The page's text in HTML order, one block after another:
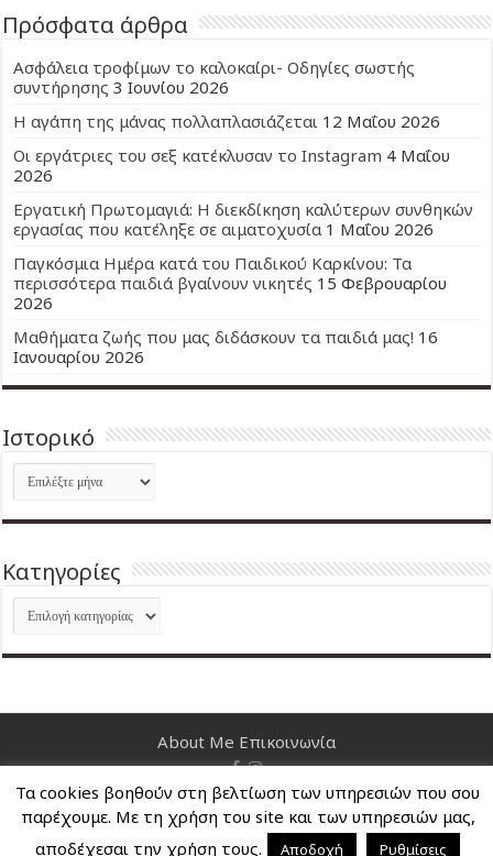
Πρόσφατα άρθρα
Ασφάλεια τροφίμων το καλοκαίρι- Οδηγίες σωστής
συντήρησης 3 Ιουνίου 2026
Η αγάπη της μάνας πολλαπλασιάζεται 12 Μαΐου 2026
Οι εργάτριες του σεξ κατέκλυσαν το Instagram 4 Μαΐου
2026
Εργατική Πρωτομαγιά: Η διεκδίκηση καλύτερων συνθηκών
εργασίας που κατέληξε σε αιματοχυσία 1 Μαΐου 2026
Παγκόσμια Ημέρα κατά του Παιδικού Καρκίνου: Τα
περισσότερα παιδιά βγαίνουν νικητές 15 Φεβρουαρίου
2026
Μαθήματα ζωής που μας διδάσκουν τα παιδιά μας! 16
Ιανουαρίου 2026
Ιστορικό
Ιστορικό
Kατηγορίες
Kατηγορίες
About Me Επικοινωνία
Nancy's Blog © Copyright 2026, All Rights Reserved
Τα cookies βοηθούν στη βελτίωση των υπηρεσιών που σου
παρέχουμε. Με τη χρήση του site και των υπηρεσιών μας,
αποδέχεσαι την χρήση τους.
Αποδοχή Ρυθμίσεις